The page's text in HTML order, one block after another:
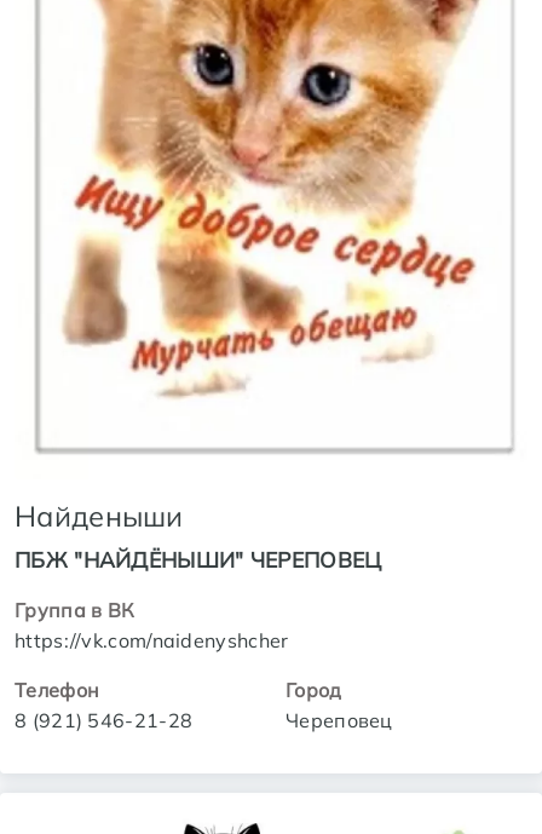
Найденыши
ПБЖ "НАЙДЁНЫШИ" ЧЕРЕПОВЕЦ
Группа в ВК
https://vk.com/naidenyshcher
Телефон
8 (921) 546-21-28
Город
Череповец